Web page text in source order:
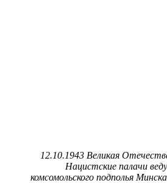
12.10.1943 Великая
Нацистские палачи
комсомольского подполья